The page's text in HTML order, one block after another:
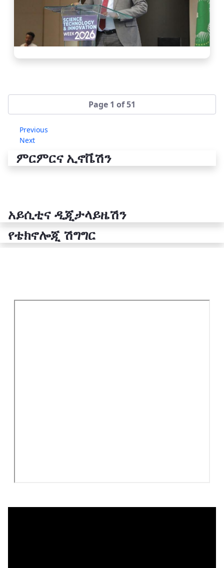
Page 1 of 51
Previous
Next
ምርምርና ኢኖቬሽን
አይሲቲና ዲጂታላይዜሽን
የቴክኖሎጂ ሽግግር